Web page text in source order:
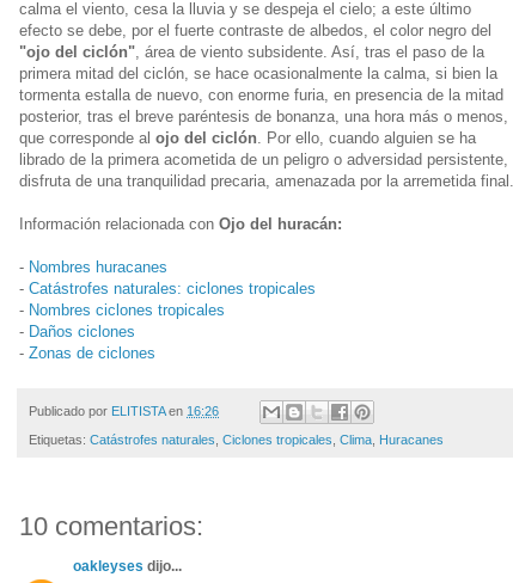
calma el viento, cesa la lluvia y se despeja el cielo; a este último
efecto se debe, por el fuerte contraste de albedos, el color negro del
"ojo del ciclón" , área de viento subsidente. Así, tras el paso de la
primera mitad del ciclón, se hace ocasionalmente la calma, si bien la
tormenta estalla de nuevo, con enorme furia, en presencia de la mitad
posterior, tras el breve paréntesis de bonanza, una hora más o menos,
que corresponde al ojo del ciclón . Por ello, cuando alguien se ha
librado de la primera acometida de un peligro o adversidad persistente,
disfruta de una tranquilidad precaria, amenazada por la arremetida final.
Información relacionada con Ojo del huracán:
- Nombres huracanes
- Catástrofes naturales: ciclones tropicales
- Nombres ciclones tropicales
- Daños ciclones
- Zonas de ciclones
Publicado por ELITISTA en 16:26
Etiquetas: Catástrofes naturales Ciclones tropicales Clima Huracanes
10 comentarios:
oakleyses dijo...